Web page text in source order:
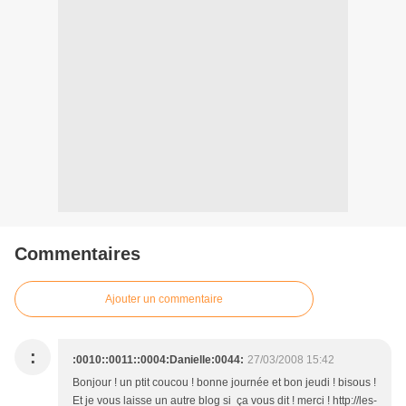
Commentaires
Ajouter un commentaire
: :0010::0011::0004:Danielle:0044: 27/03/2008 15:42
Bonjour ! un ptit coucou ! bonne journée et bon jeudi ! bisous !
Et je vous laisse un autre blog si ça vous dit ! merci ! http://les-